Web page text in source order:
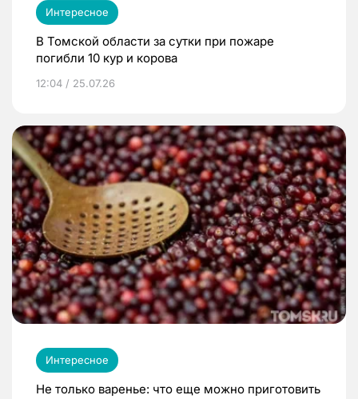
Интересное
В Томской области за сутки при пожаре
погибли 10 кур и корова
12:04 / 25.07.26
Интересное
Не только варенье: что еще можно приготовить